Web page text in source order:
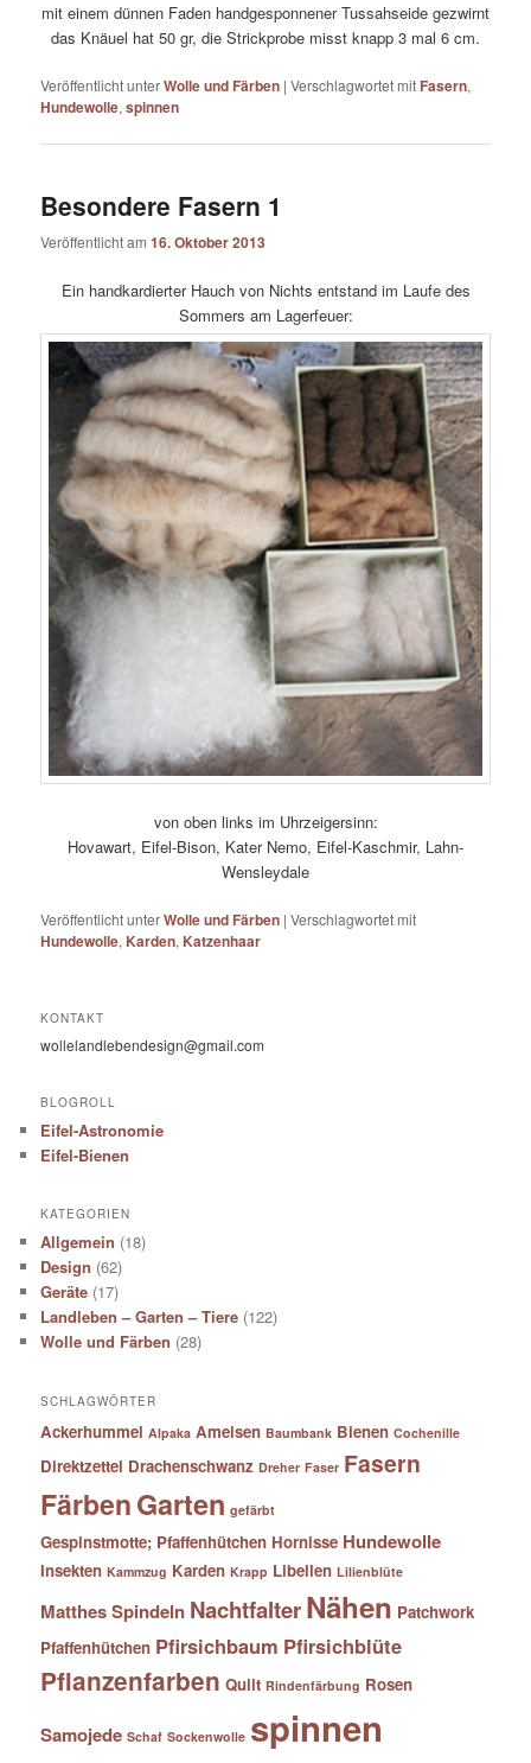
mit einem dünnen Faden handgesponnener Tussahseide gezwirnt
das Knäuel hat 50 gr, die Strickprobe misst knapp 3 mal 6 cm.
Veröffentlicht unterWolle und Färben |Verschlagwortet mit Fasern,
Hundewolle,spinnen
Besondere Fasern 1
Veröffentlicht am16. Oktober 2013
Ein handkardierter Hauch von Nichts entstand im Laufe des
Sommers am Lagerfeuer:
von oben links im Uhrzeigersinn:
Hovawart, Eifel-Bison, Kater Nemo, Eifel-Kaschmir, Lahn-
Wensleydale
Veröffentlicht unterWolle und Färben |Verschlagwortet mit
Hundewolle, Karden, Katzenhaar
KONTAKT
wollelandlebendesign@gmail.com
BLOGROLL
Eifel-Astronomie
Eifel-Bienen
KATEGORIEN
Allgemein (18)
Design (62)
Geräte (17)
Landleben – Garten – Tiere (122)
Wolle und Färben (28)
SCHLAGWÖRTER
Ackerhummel Alpaka Ameisen Baumbank Bienen Cochenille
Direktzettel Drachenschwanz Dreher Faser Fasern
FärbenGarten gefärbt
Gespinstmotte; Pfaffenhütchen Hornisse Hundewolle
Insekten Kammzug Karden Krapp Libellen Lilienblüte
Matthes Spindeln NachtfalterNähen Patchwork
Pfaffenhütchen Pfirsichbaum Pfirsichblüte
Pflanzenfarben Quilt Rindenfärbung Rosen
Samojede Schaf Sockenwolle spinnen